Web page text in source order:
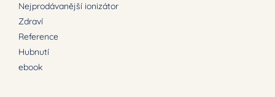
Nejprodávanější ionizátor
Zdraví
Reference
Hubnutí
ebook